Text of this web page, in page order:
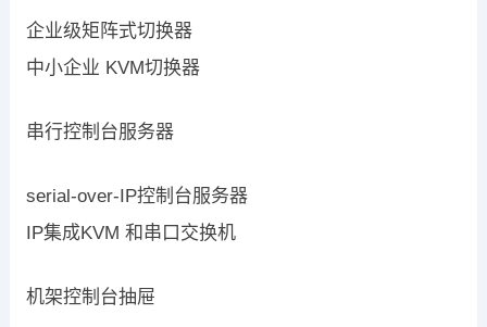
企业级矩阵式切换器
中小企业 KVM切换器
串行控制台服务器
serial-over-IP控制台服务器
IP集成KVM 和串口交换机
机架控制台抽屉